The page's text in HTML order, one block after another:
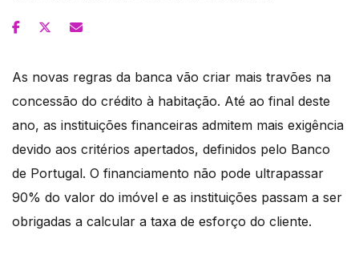
As novas regras da banca vão criar mais travões na
concessão do crédito à habitação. Até ao final deste
ano, as instituições financeiras admitem mais exigência
devido aos critérios apertados, definidos pelo Banco
de Portugal. O financiamento não pode ultrapassar
90% do valor do imóvel e as instituições passam a ser
obrigadas a calcular a taxa de esforço do cliente.